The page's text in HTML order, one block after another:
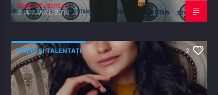
Radio Studentus
2 IANUARIE 2018
TINERI ȘI TALENTAȚI 2